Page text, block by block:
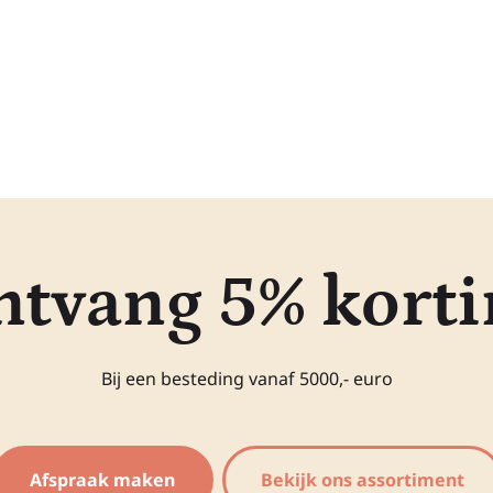
5%
Bij een besteding vanaf 5000,- euro
Afspraak maken Bekijk ons assortiment